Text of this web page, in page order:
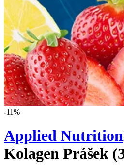
-11%
Applied Nutrition
Kolagen Prášek